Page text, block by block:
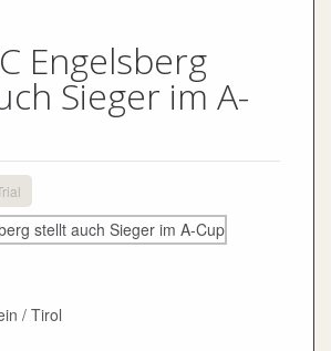
Engelsberg
Sieger im A-
/ Tirol